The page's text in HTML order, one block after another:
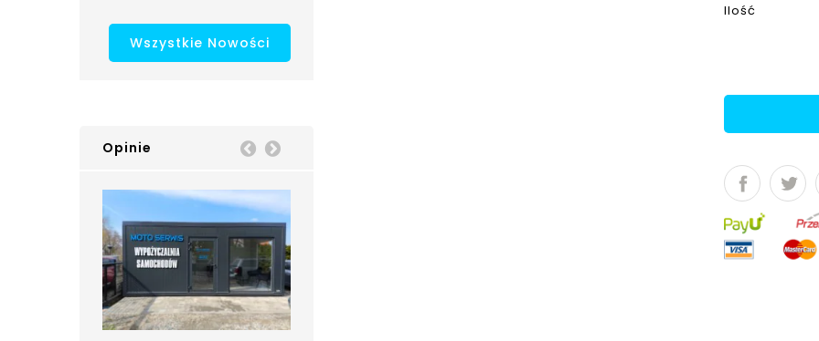
Wszystkie Nowości
Opinie Prev
Ilość